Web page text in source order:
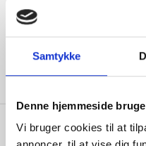
Samtykke
Denne hjemmeside
Vi bruger cookies til at
Lørdag:
Søndag: